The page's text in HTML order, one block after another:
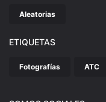
Aleatorias
ETIQUETAS
Fotografías ATC